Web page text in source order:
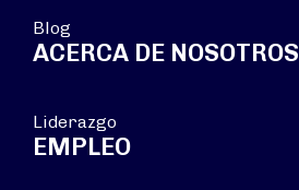
Blog
ACERCA DE NOSOTROS
Liderazgo
EMPLEO